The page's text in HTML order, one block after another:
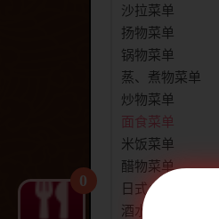
沙拉菜单
扬物菜单
锅物菜单
蒸、煮物菜单
炒物菜单
面食菜单
米饭菜单
醋物菜单
日式小菜
酒水单
0